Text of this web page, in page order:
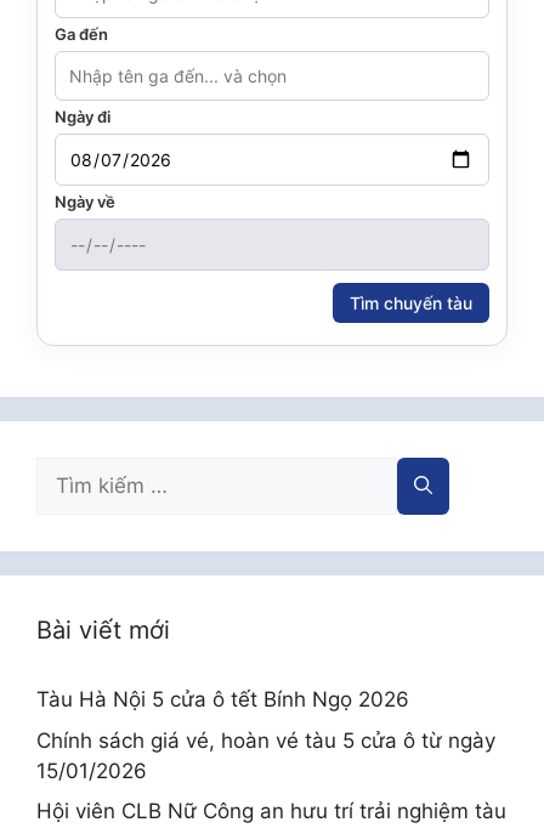
Ga đến
Ngày đi
Ngày về
Tìm chuyến tàu
Tìm
Bài viết mới
Tàu Hà Nội 5 cửa ô tết Bính Ngọ 2026
Chính sách giá vé, hoàn vé tàu 5 cửa ô từ ngày
15/01/2026
Hội viên CLB Nữ Công an hưu trí trải nghiệm tàu